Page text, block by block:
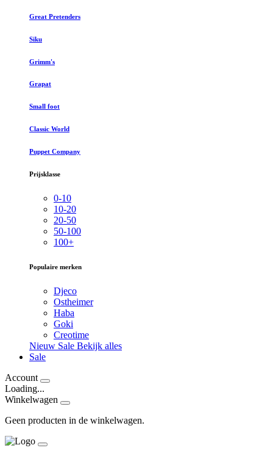
Great Pretenders
Siku
Grimm's
Grapat
Small foot
Classic World
Puppet Company
Prijsklasse
0-10
10-20
20-50
50-100
100+
Populaire merken
Djeco
Ostheimer
Haba
Goki
Creotime
Nieuw Sale Bekijk alles
Sale
Account
Loading...
Winkelwagen
Geen producten in de winkelwagen.